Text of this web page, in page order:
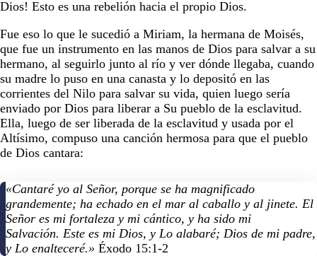
Dios! Esto es una rebelión hacia el propio Dios.
Fue eso lo que le sucedió a Miriam, la hermana de Moisés,
que fue un instrumento en las manos de Dios para salvar a su
hermano, al seguirlo junto al río y ver dónde llegaba, cuando
su madre lo puso en una canasta y lo depositó en las
corrientes del Nilo para salvar su vida, quien luego sería
enviado por Dios para liberar a Su pueblo de la esclavitud.
Ella, luego de ser liberada de la esclavitud y usada por el
Altísimo, compuso una canción hermosa para que el pueblo
de Dios cantara:
«Cantaré yo al Señor, porque se ha magnificado
grandemente; ha echado en el mar al caballo y al jinete. El
Señor es mi fortaleza y mi cántico, y ha sido mi
Salvación. Este es mi Dios, y Lo alabaré; Dios de mi padre,
y Lo enalteceré.» Éxodo 15:1-2